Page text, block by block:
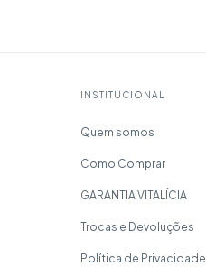
INSTITUCIONAL
Quem somos
Como Comprar
GARANTIA VITALÍCIA
Trocas e Devoluções
Política de Privacidade